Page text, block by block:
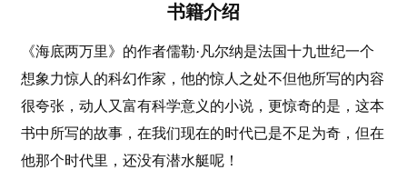
书籍介绍
《海底两万里》的作者儒勒·凡尔纳是法国十九世纪一个
想象力惊人的科幻作家，他的惊人之处不但他所写的内容
很夸张，动人又富有科学意义的小说，更惊奇的是，这本
书中所写的故事，在我们现在的时代已是不足为奇，但在
他那个时代里，还没有潜水艇呢！